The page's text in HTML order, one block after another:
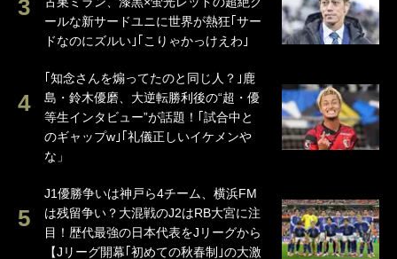
ールな新サードユニに世界が熱狂｢サー
ドなのにズルい｣｢こりゃかっけえわ｣
｢知念さんを煽ってたのと同じ人？｣鹿
島・鈴木優磨、大逆転勝利後の“超・優
等生インタビュー”が話題！｢試合中と
のギャップw｣｢礼儀正しいイケメンや
な」
J1優勝争いは神戸ら4チーム、横浜FM
は残留争い？大混戦のJ2はRB大宮に注
目！歴代最強の日本代表をJリーグから
【Jリーグ開幕｢初めての秋春制｣の大激